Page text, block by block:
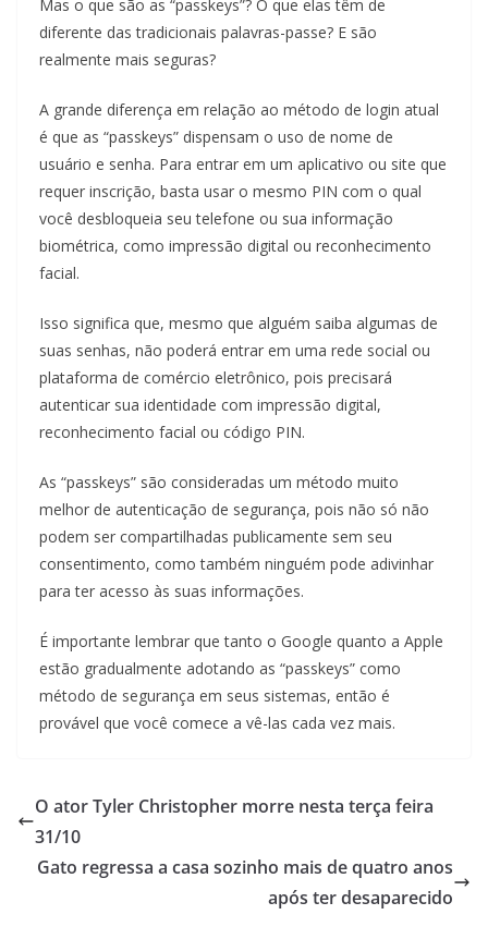
Mas o que são as “passkeys”? O que elas têm de
diferente das tradicionais palavras-passe? E são
realmente mais seguras?
A grande diferença em relação ao método de login atual
é que as “passkeys” dispensam o uso de nome de
usuário e senha. Para entrar em um aplicativo ou site que
requer inscrição, basta usar o mesmo PIN com o qual
você desbloqueia seu telefone ou sua informação
biométrica, como impressão digital ou reconhecimento
facial.
Isso significa que, mesmo que alguém saiba algumas de
suas senhas, não poderá entrar em uma rede social ou
plataforma de comércio eletrônico, pois precisará
autenticar sua identidade com impressão digital,
reconhecimento facial ou código PIN.
As “passkeys” são consideradas um método muito
melhor de autenticação de segurança, pois não só não
podem ser compartilhadas publicamente sem seu
consentimento, como também ninguém pode adivinhar
para ter acesso às suas informações.
É importante lembrar que tanto o Google quanto a Apple
estão gradualmente adotando as “passkeys” como
método de segurança em seus sistemas, então é
provável que você comece a vê-las cada vez mais.
O ator Tyler Christopher morre nesta terça feira
31/10
Gato regressa a casa sozinho mais de quatro anos
após ter desaparecido